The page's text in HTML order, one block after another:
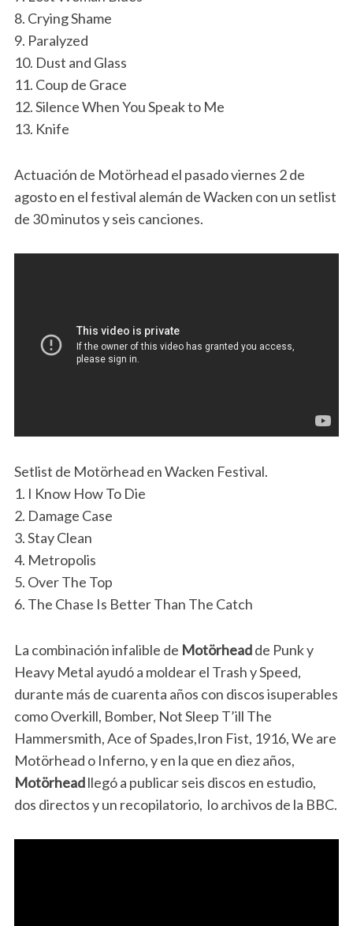
8. Crying Shame
9. Paralyzed
10. Dust and Glass
11. Coup de Grace
12. Silence When You Speak to Me
13. Knife
Actuación de Motörhead el pasado viernes 2 de
agosto en el festival alemán de Wacken con un setlist
de 30 minutos y seis canciones.
Setlist de Motörhead en Wacken Festival.
1. I Know How To Die
2. Damage Case
3. Stay Clean
4. Metropolis
5. Over The Top
6. The Chase Is Better Than The Catch
La combinación infalible de Motörheadde Punk y
Heavy Metal ayudó a moldear el Trash y Speed,
durante más de cuarenta años con discos isuperables
como Overkill, Bomber, Not Sleep T’ill The
Hammersmith, Ace of Spades,Iron Fist, 1916, We are
Motörhead o Inferno, y en la que en diez años,
Motörheadllegó a publicar seis discos en estudio,
dos directos y un recopilatorio, lo archivos de la BBC.